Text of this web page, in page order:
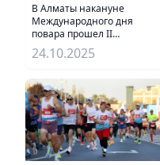
В Алматы накануне
Международного дня
повара прошел II
Республиканский «Бауырсақ
Fest-2025»
24.10.2025